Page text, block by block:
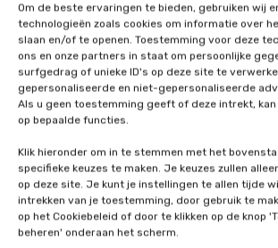
Om de beste ervaringen te bieden, gebruiken wij
technologieën zoals cookies om informatie over
slaan en/of te openen. Toestemming voor deze
ons en onze partners in staat om persoonlijke
surfgedrag of unieke ID's op deze site te
gepersonaliseerde en niet-gepersonaliseerde
Als u geen toestemming geeft of deze intrekt,
op bepaalde functies.
Klik hieronder om in te stemmen met het
specifieke keuzes te maken. Je keuzes zullen
op deze site. Je kunt je instellingen te allen tijde
intrekken van je toestemming, door gebruik te
op het Cookiebeleid of door te klikken op de knop
beheren' onderaan het scherm.
Twijfelt u? Ga niet eindeloos
een monteur in via onze service &
Warmtepomp
combineren met
zonnepanelen en